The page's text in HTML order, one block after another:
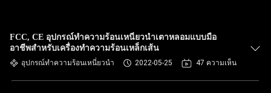
FCC, CE อุปกรณ์ทำความร้อนเหนี่ยวนำเตาหลอมแบบมือ
อาชีพสำหรับเครื่องทำความร้อนเหล็กเส้น
อุปกรณ์ทำความร้อนเหนี่ยวนำ 2022-05-25 47 ความเห็น